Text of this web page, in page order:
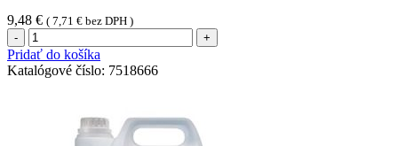
9,48 € ( 7,71 € bez DPH )
množstvo
Cif
Prof.
Stainless
Pridať do košíka
Katalógové číslo: 7518666